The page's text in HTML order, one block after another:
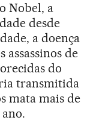
Nobel, a
desde
a doença
assassinos de
do
transmitida
mata mais de